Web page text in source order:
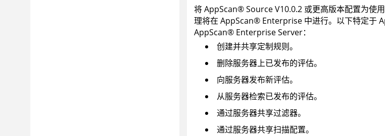
将AppScan®SourceV10.0.2 或更高版本配置为使用
理将在 AppScan®Enterprise中进行。以下特定于
AppScan®Enterprise Server：
创建并共享定制规则。
删除服务器上已发布的评估。
向服务器发布新评估。
从服务器检索已发布的评估。
通过服务器共享过滤器。
通过服务器共享扫描配置。